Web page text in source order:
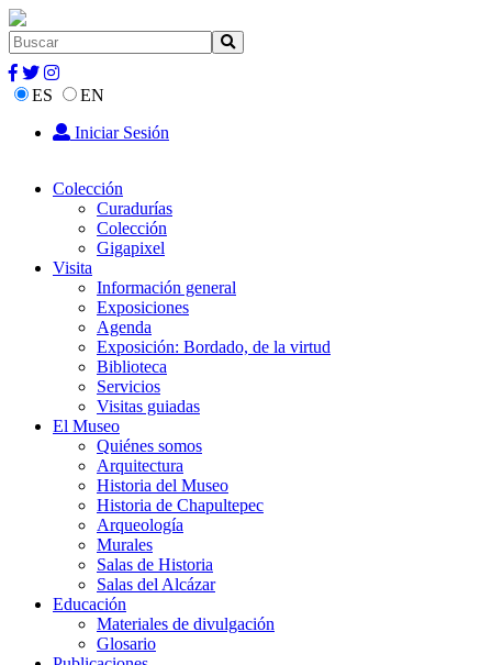
ES
EN
Iniciar Sesión
Colección
Curadurías
Colección
Gigapixel
Visita
Información general
Exposiciones
Agenda
Exposición: Bordado, de la virtud
Biblioteca
Servicios
Visitas guiadas
El Museo
Quiénes somos
Arquitectura
Historia del Museo
Historia de Chapultepec
Arqueología
Murales
Salas de Historia
Salas del Alcázar
Educación
Materiales de divulgación
Glosario